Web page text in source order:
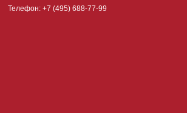
Телефон: +7 (495) 688-77-99